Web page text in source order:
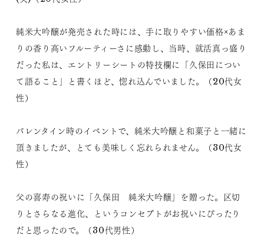
純米大吟醸が発売された時には、手に取りやすい価格×あま
りの香り高いフルーティーさに感動し、当時、就活真っ盛り
だった私は、エントリーシートの特技欄に「久保田につい
て語ること」と書くほど、惚れ込んでいました。（20代女
性）
バレンタイン時のイベントで、純米大吟醸と和菓子と一緒に
頂きましたが、とても美味しく忘れられません。（30代女
性）
父の喜寿の祝いに「久保田 純米大吟醸」を贈った。区切
りとさらなる進化、というコンセプトがお祝いにぴったり
だと思ったので。（30代男性）